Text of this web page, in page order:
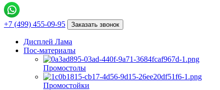
+7 (499) 455-09-95 Заказать звонок
Дисплей Лама
Пос-материалы
Промостолы
Промостойки